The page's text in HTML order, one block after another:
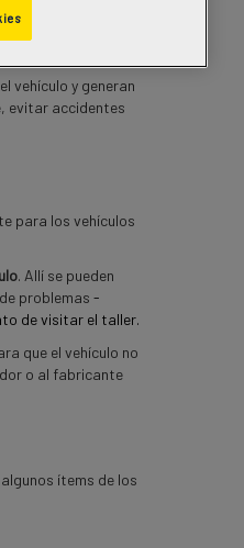
desgaste de su
y funcionalidad,
vehículo y generan
evitar accidentes
para los vehículos
. Allí se pueden
problemas -
de visitar el taller.
que el vehículo no
o al fabricante
ítems de los